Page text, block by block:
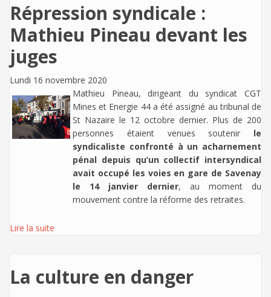
Répression syndicale :
Mathieu Pineau devant les
juges
Lundi 16 novembre 2020
Mathieu Pineau, dirigeant du syndicat CGT
Mines et Energie 44 a été assigné au tribunal de
St Nazaire le 12 octobre dernier. Plus de 200
personnes étaient venues soutenir le
syndicaliste confronté à un acharnement
pénal depuis qu’un collectif intersyndical
avait occupé les voies en gare de Savenay
le 14 janvier dernier, au moment du
mouvement contre la réforme des retraites.
Lire la suite
La culture en danger